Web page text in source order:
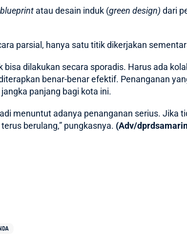
blueprint atau desain induk (green design) dari
parsial, hanya satu titik dikerjakan
dilakukan secara sporadis. Harus ada
benar-benar efektif. Penanganan
panjang bagi kota ini.
menuntut adanya penanganan serius. Jika
berulang,” pungkasnya. (Adv/